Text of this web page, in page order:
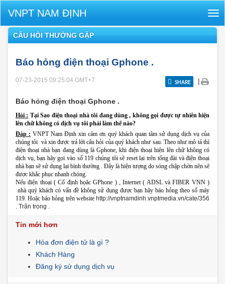
VNPT NAM ĐỊNH
CÂU HỎI THƯỜNG GẶP
Báo hỏng điện thoại Gphone .
07-23-2015 09:25:04 GMT+7 SHARE |
Báo hỏng điện thoại Gphone .
Hỏi : Tại Sao điện thoại nhà tôi đang dùng , không gọi được tự nhiên hiện
lên chữ không có dịch vụ tôi phải làm thế nào?
Đáp : VNPT Nam Định xin cảm ơn quý khách quan tâm sử dụng dịch vụ của
chúng tôi và xin được trả lời câu hỏi của quý khách như sau. Theo như mô tả thì
điện thoại nhà bạn đang dùng là Gphone, khi điện thoại hiện lên chữ không có
dịch vụ, bạn hãy gọi vào số 119 chúng tôi sẽ reset lại trên tổng đài và điện thoại
nhà bạn sẽ sử dụng lại bình thường . Đây là hiện tượng do sóng chập chờn nên sẽ
được khắc phục nhanh chóng.
Nếu điện thoại ( Cố định họăc GPhone ) , Internet ( ADSL và FIBER VNN )
nhà quý khách có vấn đề không sử dụng được bạn hãy báo hỏng theo số máy
119. Hoặc báo hỏng trên website http://vnptnamdinh.vnptmedia.vn/cate/356
. Trân trọng .
Tin mới hơn
Hóa đơn điện tử là gì ?
Khách Hàng
Đăng ký sử dụng dịch vụ